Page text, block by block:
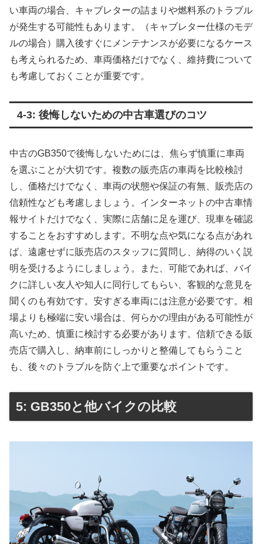
い車両の場合、キャブレターの詰まりや燃料系のトラブル
が発生する可能性もあります。（キャブレター仕様のモデ
ルの場合）購入後すぐにメンテナンスが必要になるケース
も考えられるため、車両価格だけでなく、維持費について
も考慮しておくことが重要です。
4-3: 後悔しないための中古車選びのコツ
中古のGB350で後悔しないためには、焦らず慎重に車両
を選ぶことが大切です。複数の販売店の車両を比較検討
し、価格だけでなく、車両の状態や保証の有無、販売店の
信頼性なども考慮しましょう。インターネットの中古車情
報サイトだけでなく、実際に店舗に足を運び、現車を確認
することをおすすめします。不明な点や気になる点があれ
ば、遠慮せずに販売店のスタッフに質問し、納得のいく説
明を受けるようにしましょう。また、可能であれば、バイ
クに詳しい友人や知人に同行してもらい、客観的な意見を
聞くのも有効です。安すぎる車両には注意が必要です。相
場よりも極端に安い場合は、何らかの理由がある可能性が
高いため、慎重に検討する必要があります。信頼できる販
売店で購入し、納車前にしっかりと整備してもらうこと
も、後々のトラブルを防ぐ上で重要なポイントです。
5: GB350と他バイクの比較